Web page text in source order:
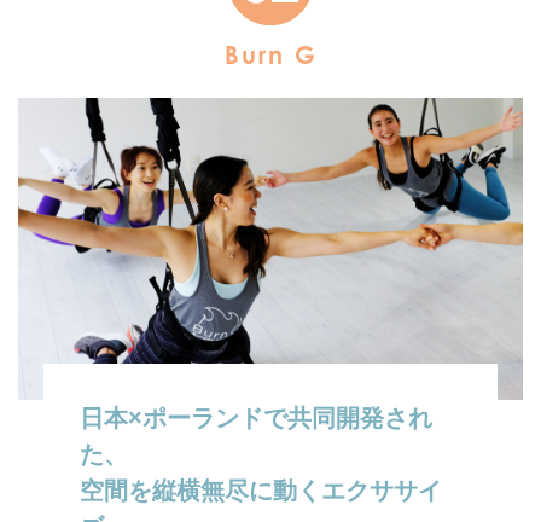
Burn G
日本×ポーランドで共同開発され
た、
空間を縦横無尽に動くエクササイ